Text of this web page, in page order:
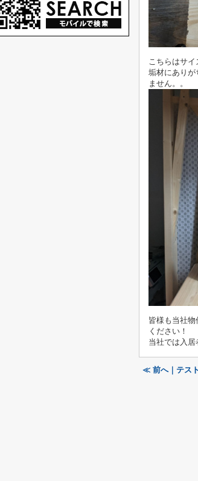
こちらはサ
垢材にありが
ません。。
皆様も当社
ください！
当社では入居
≪ 前へ｜テス